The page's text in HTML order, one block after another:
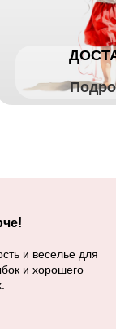
и веселье для
и хорошего